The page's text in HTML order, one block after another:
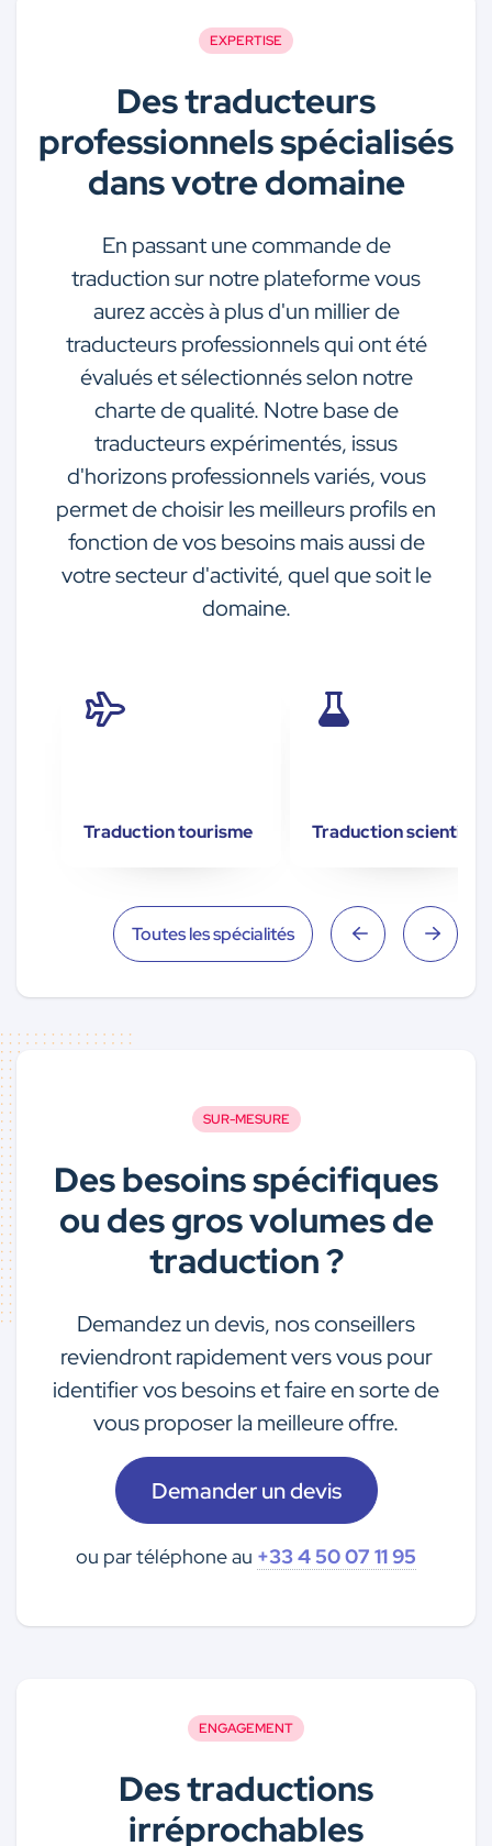
EXPERTISE
Des traducteurs
professionnels spécialisés
dans votre domaine
En passant une commande de
traduction sur notre plateforme vous
aurez accès à plus d'un millier de
traducteurs professionnels qui ont été
évalués et sélectionnés selon notre
charte de qualité. Notre base de
traducteurs expérimentés, issus
d'horizons professionnels variés, vous
permet de choisir les meilleurs profils en
fonction de vos besoins mais aussi de
votre secteur d'activité, quel que soit le
domaine.
Traduction tourisme Traduction
Toutes les spécialités
SUR-MESURE
Des besoins spécifiques
ou des gros volumes de
traduction ?
Demandez un devis, nos conseillers
reviendront rapidement vers vous pour
identifier vos besoins et faire en sorte de
vous proposer la meilleure offre.
Demander un devis
ou par téléphone au +33 4 50 07 11 95
ENGAGEMENT
Des traductions
irréprochables